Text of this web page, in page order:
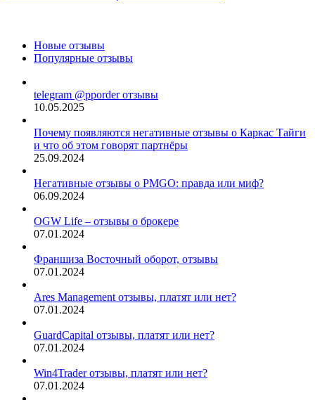
или
Новые отзывы
Популярные отзывы
telegram @pporder отзывы
10.05.2025
Почему появляются негативные отзывы о Каркас Тайги
и что об этом говорят партнёры
25.09.2024
Негативные отзывы о PMGO: правда или миф?
06.09.2024
OGW Life – отзывы о брокере
07.01.2024
Франшиза Восточный оборот, отзывы
07.01.2024
Ares Management отзывы, платят или нет?
07.01.2024
GuardCapital отзывы, платят или нет?
07.01.2024
Win4Trader отзывы, платят или нет?
07.01.2024